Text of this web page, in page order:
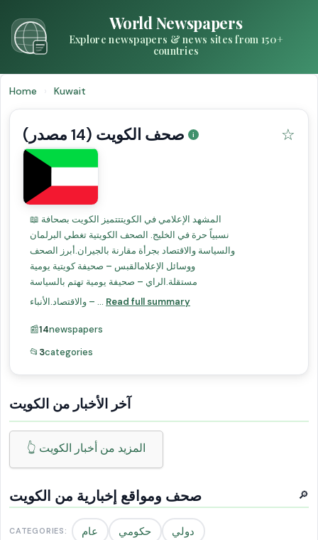
World Newspapers
Explore newspapers & news sites from 150+
countries
Home › Kuwait
صحف الكويت (14 مصدر) ☆
📖 المشهد الإعلامي في الكويتتتميز الكويت بصحافة
نسبياً حرة في الخليج. الصحف الكويتية تغطي البرلمان
والسياسة والاقتصاد بجرأة مقارنة بالجيران.أبرز الصحف
ووسائل الإعلامالقبس – صحيفة كويتية يومية
مستقلة.الراي – صحيفة يومية تهتم بالسياسة
والاقتصاد.الأنباء – ... Read full summary
📰14newspapers
📂 3categories
آخر الأخبار من الكويت
👆 المزيد من أخبار الكويت
صحف ومواقع إخبارية من الكويت 🔎
CATEGORIES: عام حكومي دولي